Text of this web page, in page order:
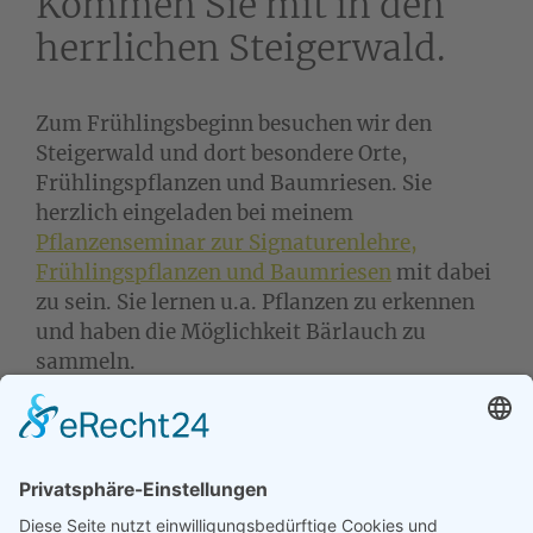
herrlichen Steigerwald.
Zum Frühlingsbeginn besuchen wir den
Steigerwald und dort besondere Orte,
Frühlingspflanzen und Baumriesen. Sie
herzlich eingeladen bei meinem
Pflanzenseminar zur Signaturenlehre,
Frühlingspflanzen und Baumriesen mit dabei
zu sein. Sie lernen u.a. Pflanzen zu erkennen
und haben die Möglichkeit Bärlauch zu
sammeln.
Möchten Sie mit dabei sein, dann melden